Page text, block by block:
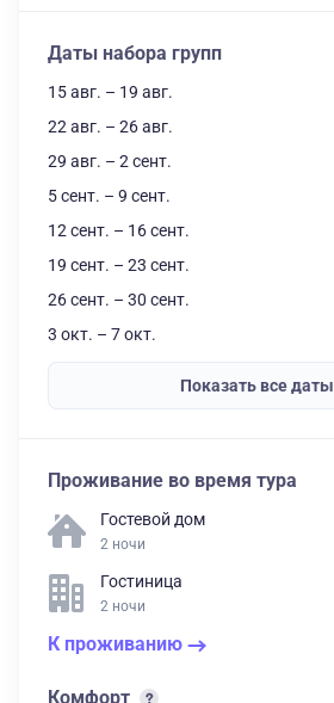
Даты набора групп
15 авг. – 19 авг.
22 авг. – 26 авг.
29 авг. – 2 сент.
5 сент. – 9 сент.
12 сент. – 16 сент.
19 сент. – 23 сент.
26 сент. – 30 сент.
3 окт. – 7 окт.
Показать все даты
Проживание во время тура
Гостевой дом
2 ночи
Гостиница
2 ночи
К проживанию
Комфорт